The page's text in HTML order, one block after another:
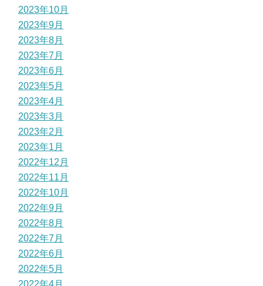
2023年10月
2023年9月
2023年8月
2023年7月
2023年6月
2023年5月
2023年4月
2023年3月
2023年2月
2023年1月
2022年12月
2022年11月
2022年10月
2022年9月
2022年8月
2022年7月
2022年6月
2022年5月
2022年4月